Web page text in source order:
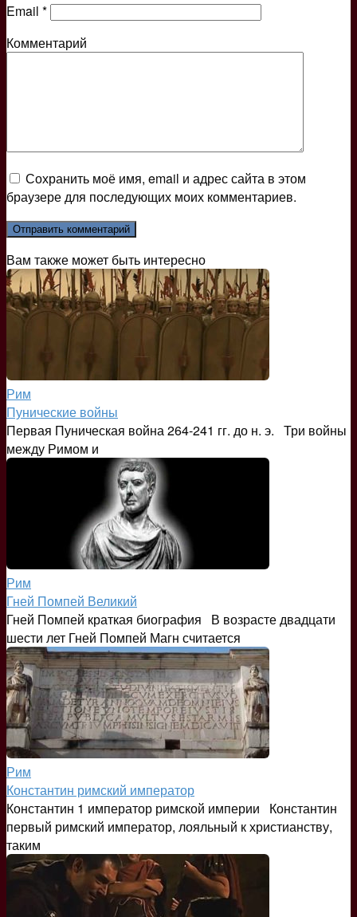
Email *
Комментарий
Сохранить моё имя, email и адрес сайта в этом
браузере для последующих моих комментариев.
Вам также может быть интересно
Рим
Пунические войны
Первая Пуническая война 264-241 гг. до н. э. Три войны
между Римом и
Рим
Гней Помпей Великий
Гней Помпей краткая биография В возрасте двадцати
шести лет Гней Помпей Магн считается
Рим
Константин римский император
Константин 1 император римской империи Константин
первый римский император, лояльный к христианству,
таким